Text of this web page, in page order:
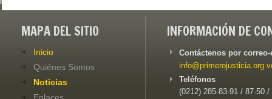
MAPA DEL SITIO
Inicio
Quiénes Somos
Noticias
Enlaces
INFORMACIÓN DE
Contáctenos por
Teléfonos
(0212) 285-83-91 / 87-50 /